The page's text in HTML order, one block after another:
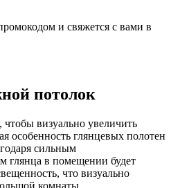
и свяжется с вами в
потолок
визуально увеличить
особенность глянцевых полотен
сильным
глянца в помещении будет
что визуально
комнаты.